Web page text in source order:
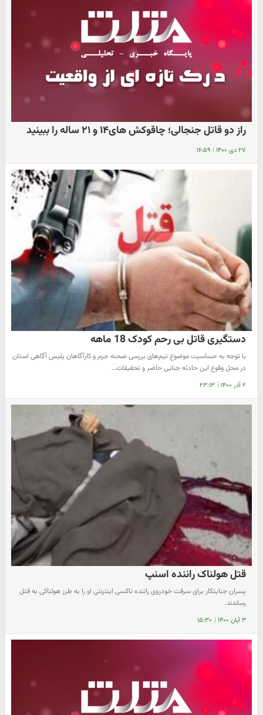
راز دو قاتل جنجالی؛ چاقوکش های۱۴ و ۲۱ ساله را ببینید
۲۷ دی ۱۴۰۰ | ۱۶:۵۹
دستگیری قاتل بی رحم کودک 18 ماهه
با توجه به حساسیت موضوع تیم‌های بررسی صحنه جرم و کارآگاهان پلیس آگاهی استان
در محل وقوع این حادثه جنایی حاضر و تحقیقات…
۲ آذر ۱۴۰۰ | ۲۳:۱۳
قتل هولناک راننده اسنپ
پسران جنایتکار برای سرقت خودروی راننده تاکسی اینترنتی او را به طرز هولناکی به قتل
رساندند.
۳ آبان ۱۴۰۰ | ۱۵:۳۰